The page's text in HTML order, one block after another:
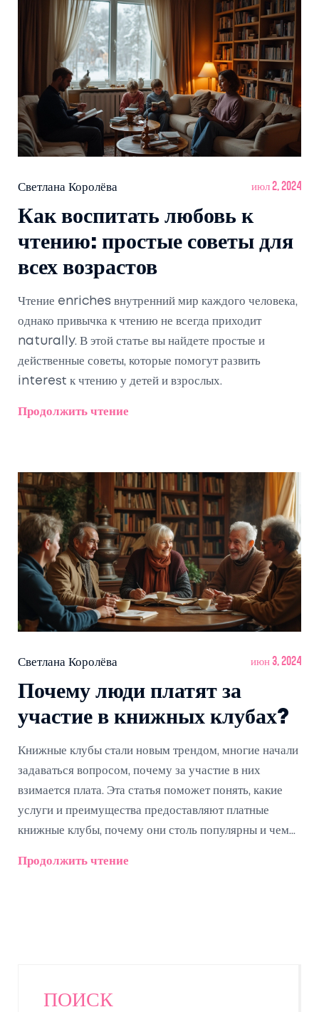
Светлана Королёва июл 2, 2024
Как воспитать любовь к
чтению: простые советы для
всех возрастов
Чтение enriches внутренний мир каждого человека,
однако привычка к чтению не всегда приходит
naturally. В этой статье вы найдете простые и
действенные советы, которые помогут развить
interest к чтению у детей и взрослых.
Продолжить чтение
Светлана Королёва июн 3, 2024
Почему люди платят за
участие в книжных клубах?
Книжные клубы стали новым трендом, многие начали
задаваться вопросом, почему за участие в них
взимается плата. Эта статья поможет понять, какие
услуги и преимущества предоставляют платные
книжные клубы, почему они столь популярны и чем
советы по выбору подходящего клуба в зависимости
Продолжить чтение
ПОИСК